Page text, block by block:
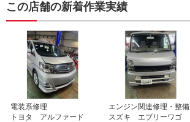
この店舗の新着作業実績
電装系修理
トヨタ アルファード
エンジン関連修理・整備
スズキ エブリーワゴ